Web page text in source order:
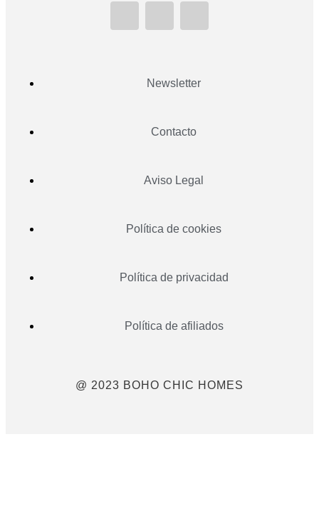
Newsletter
Contacto
Aviso Legal
Política de cookies
Política de privacidad
Política de afiliados
@ 2023 BOHO CHIC HOMES